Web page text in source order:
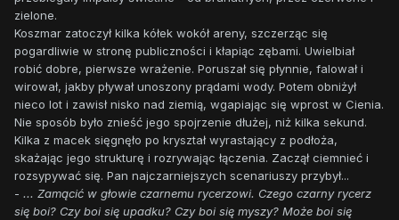
zielone.
Koszmar zatoczył kilka kółek wokół areny, szczerząc się
pogardliwie w stronę publiczności i kłapiąc zębami. Uwielbiał
robić dobre, pierwsze wrażenie. Poruszał się płynnie, falował i
wirował, jakby pływał unoszony prądami wody. Potem obniżył
nieco lot i zawisł nisko nad ziemią, wgapiając się wprost w Cienia.
Nie sposób było znieść jego spojrzenie dłużej, niż kilka sekund.
Kilka z macek sięgnęło po kryształ wyrastający z podłoża,
skażając jego strukturę i rozrywając łączenia. Zaczął ciemnieć i
rozsypywać się. Pan najczarniejszych scenariuszy przybył...
- ... Zamącić w głowie czarnemu rycerzowi. Czego czarny rycerz
się boi? Czy boi się upadku? Czy boi się myszy? Może boi się